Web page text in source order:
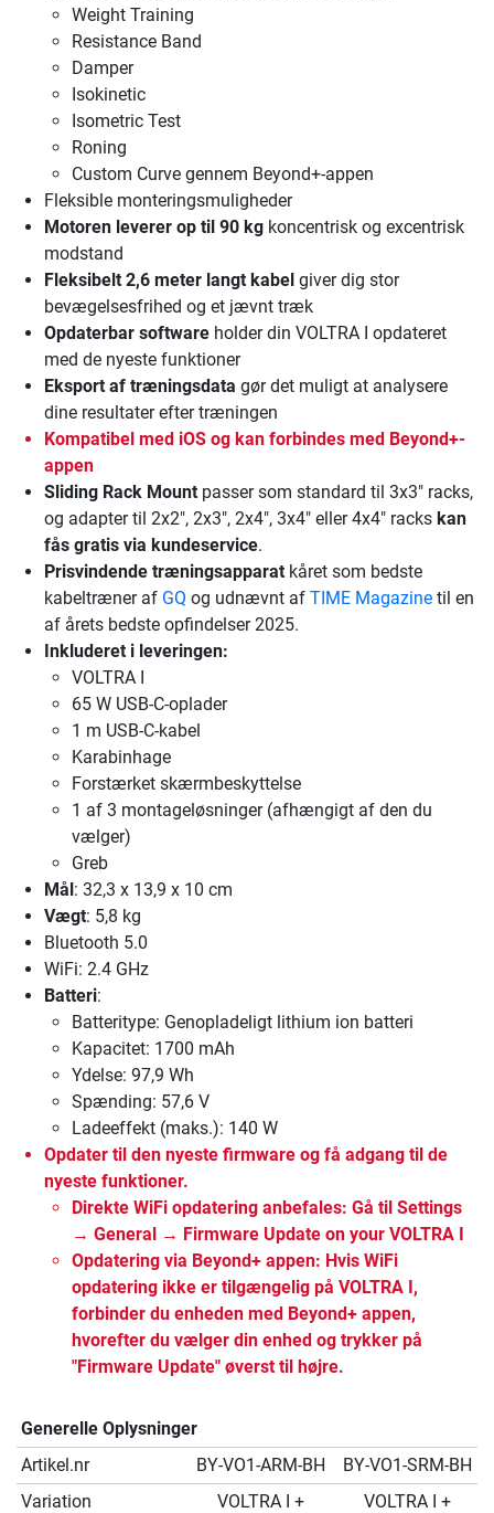
Weight Training
Resistance Band
Damper
Isokinetic
Isometric Test
Roning
Custom Curve gennem Beyond+-appen
Fleksible monteringsmuligheder
Motoren leverer op til 90 kg koncentrisk og excentrisk
modstand
Fleksibelt 2,6 meter langt kabel giver dig stor
bevægelsesfrihed og et jævnt træk
Opdaterbar software holder din VOLTRA I opdateret
med de nyeste funktioner
Eksport af træningsdata gør det muligt at analysere
dine resultater efter træningen
Kompatibel med iOS og kan forbindes med Beyond+-
appen
Sliding Rack Mount passer som standard til 3x3" racks,
og adapter til 2x2", 2x3", 2x4", 3x4" eller 4x4" racks kan
fås gratis via kundeservice.
Prisvindende træningsapparat kåret som bedste
kabeltræner af GQ og udnævnt af TIME Magazine til en
af årets bedste opfindelser 2025.
Inkluderet i leveringen:
VOLTRA I
65 W USB-C-oplader
1 m USB-C-kabel
Karabinhage
Forstærket skærmbeskyttelse
1 af 3 montageløsninger (afhængigt af den du
vælger)
Greb
Mål: 32,3 x 13,9 x 10 cm
Vægt: 5,8 kg
Bluetooth 5.0
WiFi: 2.4 GHz
Batteri:
Batteritype: Genopladeligt lithium ion batteri
Kapacitet: 1700 mAh
Ydelse: 97,9 Wh
Spænding: 57,6 V
Ladeeffekt (maks.): 140 W
Opdater til den nyeste firmware og få adgang til de
nyeste funktioner.
Direkte WiFi opdatering anbefales: Gå til Settings
→ General → Firmware Update on your VOLTRA I
Opdatering via Beyond+ appen: Hvis WiFi
opdatering ikke er tilgængelig på VOLTRA I,
forbinder du enheden med Beyond+ appen,
hvorefter du vælger din enhed og trykker på
"Firmware Update" øverst til højre.
Generelle Oplysninger
Artikel.nr
BY-VO1-ARM-BH BY-VO1-SRM-BH
Variation
VOLTRA I +
VOLTRA I +